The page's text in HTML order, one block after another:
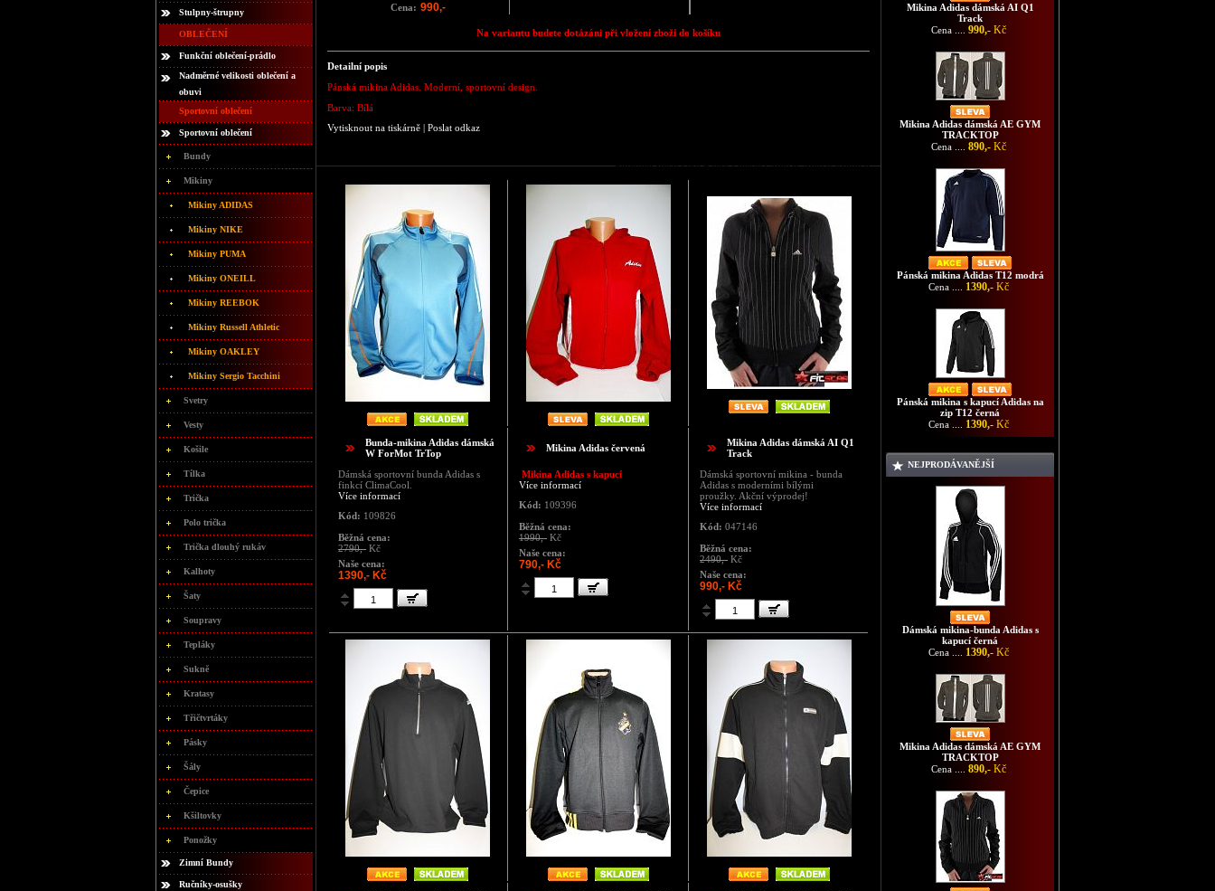
Stulpny-štrupny
OBLEČENÍ
Funkční oblečení-prádlo
Nadměrné velikosti oblečení a
obuvi
Sportovní oblečení
Sportovní oblečení
Bundy
Mikiny
Mikiny ADIDAS
Mikiny NIKE
Mikiny PUMA
Mikiny ONEILL
Mikiny REEBOK
Mikiny Russell Athletic
Mikiny OAKLEY
Mikiny Sergio Tacchini
Svetry
Vesty
Košile
Tílka
Trička
Polo trička
Trička dlouhý rukáv
Kalhoty
Šaty
Soupravy
Tepláky
Sukně
Kratasy
Třičtvrtáky
Pásky
Šály
Čepice
Kšiltovky
Ponožky
Zimní Bundy
Ručníky-osušky
Cena: 990,-
Na variantu budete dotázáni při vložení zboží do košíku
Detailní popis
Pánská mikina Adidas. Moderní, sportovní design.
Barva: Bílá
Vytisknout na tiskárně | Poslat odkaz
Podobné zboží jako Pánská mikina Adidas-Adidas originál
Bunda-mikina Adidas dámská
W ForMot TrTop
Dámská sportovní bunda Adidas s
finkcí ClimaCool.
Více informací
Kód: 109826
Běžná cena:
2790,- Kč
Naše cena:
1390,- Kč
Mikina Adidas červená
Mikina Adidas s kapucí
Více informací
Kód: 109396
Běžná cena:
1990,- Kč
Naše cena:
790,- Kč
Mikina Adidas dámská AI Q1
Track
Dámská sportovní mikina - bunda
Adidas s moderními bílými
proužky. Akční výprodej!
Více informací
Kód: 047146
Běžná cena:
2490,- Kč
Naše cena:
990,- Kč
Mikina Adidas dámská AI Q1
Track
Cena .... 990,- Kč
Mikina Adidas dámská AE GYM
TRACKTOP
Cena .... 890,- Kč
Pánská mikina Adidas T12 modrá
Cena .... 1390,- Kč
Pánská mikina s kapucí Adidas na
zip T12 černá
Cena .... 1390,- Kč
NEJPRODÁVANĚJŠÍ
Dámská mikina-bunda Adidas s
kapucí černá
Cena .... 1390,- Kč
Mikina Adidas dámská AE GYM
TRACKTOP
Cena .... 890,- Kč